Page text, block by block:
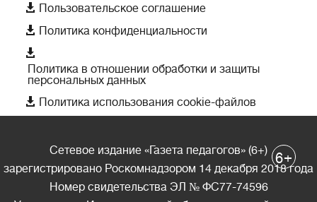
 Пользовательское соглашение
 Политика конфиденциальности

Политика в отношении обработки и защиты
персональных данных
 Политика использования cookie-файлов
Сетевое издание «Газета педагогов» (6+)
зарегистрировано Роскомнадзором 14 декабря 2018 года
Номер свидетельства ЭЛ № ФС77-74596
6+